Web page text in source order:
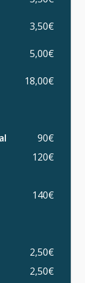
3,50€
5,00€
18,00€
90€
120€
140€
2,50€
2,50€